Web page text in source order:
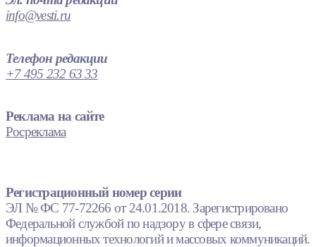
info@vesti.ru
Телефон редакции
+7 495 232 63 33
Реклама на сайте
Росреклама
Регистрационный номер серии
ЭЛ № ФС 77-72266 от 24.01.2018. Зарегистрировано
Федеральной службой по надзору в сфере связи,
информационных технологий и массовых коммуникаций.